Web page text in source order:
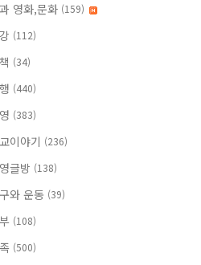
영화,문화 (159)
(112)
(34)
(440)
(383)
이야기 (236)
글방 (138)
와 운동 (39)
(108)
(500)